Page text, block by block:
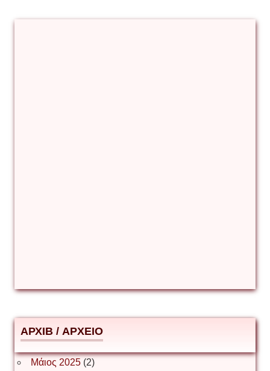
Δημήτριος Ζακοντινός
ΕΥΑΓΓΕΛΟΣ ΜΩΚΟΣ
АРХІВ / ΑΡΧΕΙΟ
Μάιος 2025(2)